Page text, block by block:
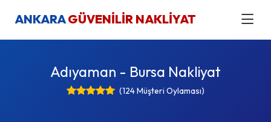
ANKARAGÜVENİLİR NAKLİYAT
Adıyaman - Bursa Nakliyat
(124 Müşteri Oylaması)